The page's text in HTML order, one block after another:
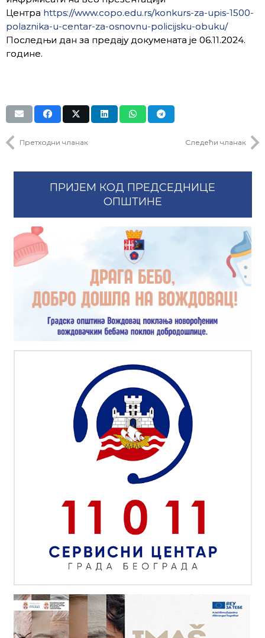
Центра https://www.copo.edu.rs/konkurs-za-upis-1500-
polaznika-u-centar-za-osnovnu-policijsku-obuku/
Последњи дан за предају докумената је 06.11.2024.
године.
Претходни чланак Следећи чланак
ПРИЈЕМ КОД ПРЕДСЕДНИЦЕ
ОПШТИНЕ